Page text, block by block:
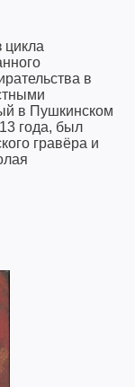
цикла
в
в Пушкинском
года, был
гравёра и